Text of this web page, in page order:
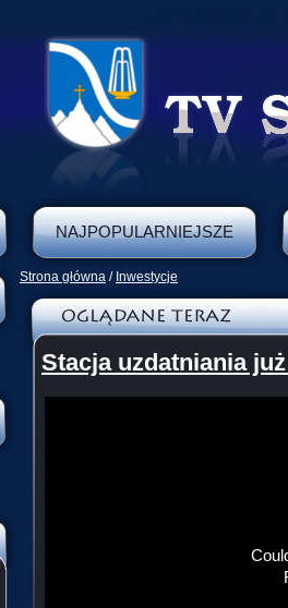
NAJPOPULARNIEJSZE
Strona główna / Inwestycje
Stacja uzdatniania